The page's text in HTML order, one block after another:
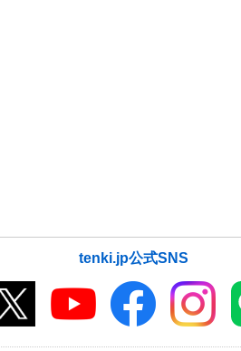
tenki.jp公式SNS